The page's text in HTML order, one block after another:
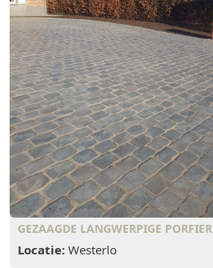
GEZAAGDE LANGWERPIGE PORFIER
Locatie: Westerlo